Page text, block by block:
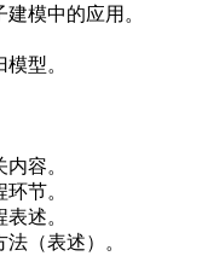
模中的应用。
型。
容。
节。
述。
（表述）。